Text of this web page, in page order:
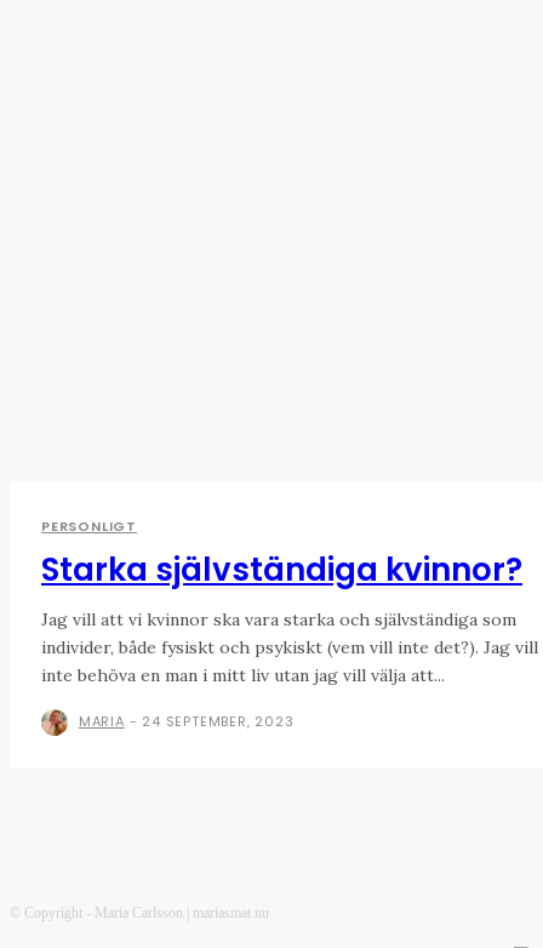
PERSONLIGT
Starka självständiga kvinnor?
Jag vill att vi kvinnor ska vara starka och självständiga som
individer, både fysiskt och psykiskt (vem vill inte det?). Jag vill
inte behöva en man i mitt liv utan jag vill välja att...
MARIA - 24 SEPTEMBER, 2023
© Copyright - Maria Carlsson | mariasmat.nu